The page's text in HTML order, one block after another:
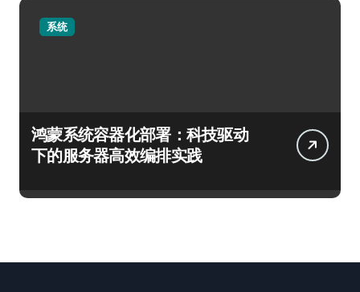
系统
鸿蒙系统容器化部署：科技驱动
下的服务器高效编排实践